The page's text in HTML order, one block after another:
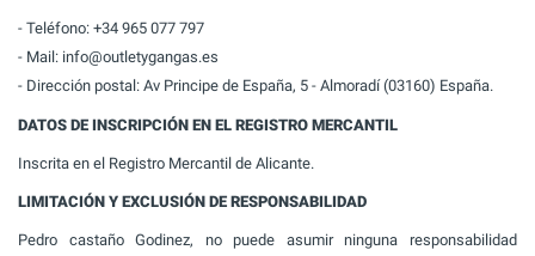
- Teléfono: +34 965 077 797
- Mail: info@outletygangas.es
- Dirección postal: Av Principe de España, 5 - Almoradí (03160) España.
DATOS DE INSCRIPCIÓN EN EL REGISTRO MERCANTIL
Inscrita en el Registro Mercantil de Alicante.
LIMITACIÓN Y EXCLUSIÓN DE RESPONSABILIDAD
Pedro castaño Godinez, no puede asumir ninguna responsabilidad